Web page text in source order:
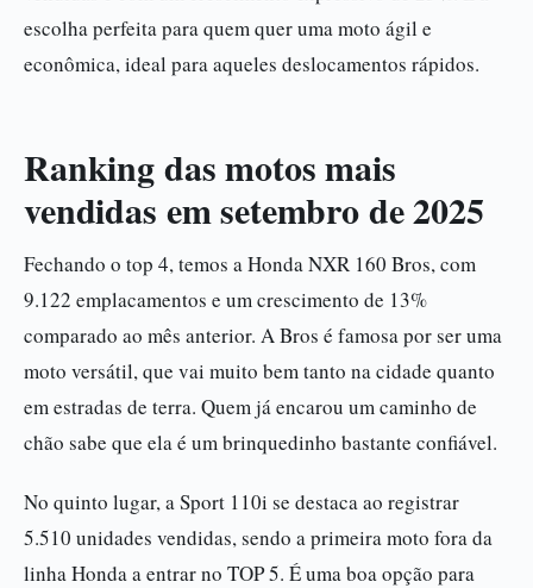
escolha perfeita para quem quer uma moto ágil e
econômica, ideal para aqueles deslocamentos rápidos.
Ranking das motos mais
vendidas em setembro de 2025
Fechando o top 4, temos a Honda NXR 160 Bros, com
9.122 emplacamentos e um crescimento de 13%
comparado ao mês anterior. A Bros é famosa por ser uma
moto versátil, que vai muito bem tanto na cidade quanto
em estradas de terra. Quem já encarou um caminho de
chão sabe que ela é um brinquedinho bastante confiável.
No quinto lugar, a Sport 110i se destaca ao registrar
5.510 unidades vendidas, sendo a primeira moto fora da
linha Honda a entrar no TOP 5. É uma boa opção para